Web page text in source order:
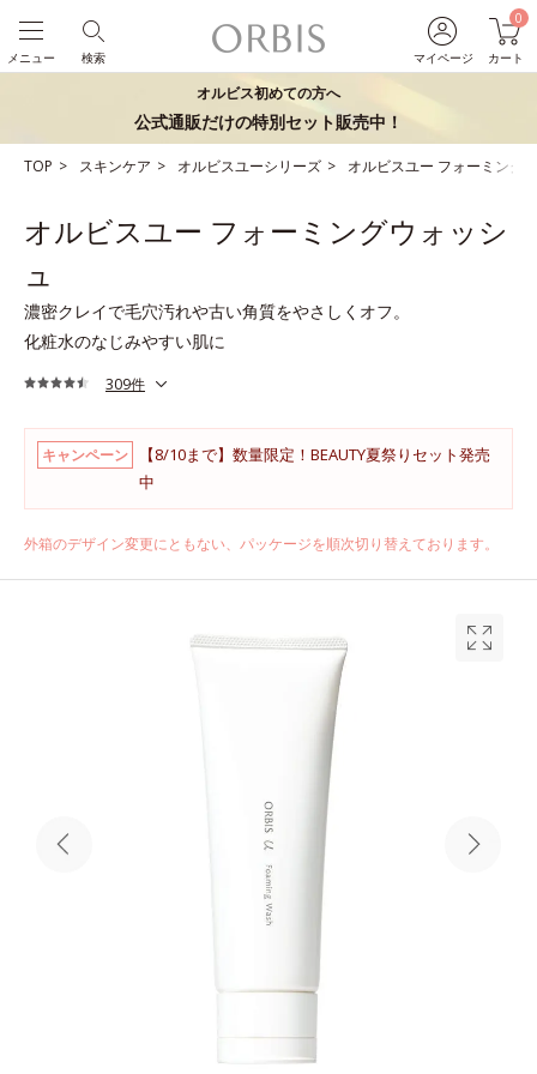
マイページ
0
カート
検索
メニュー
オルビス初めての方へ
公式通販だけの特別セット販売中！
TOP スキンケア オルビスユーシリーズ オルビスユー フォーミング
オルビスユー フォーミングウォッシ
ュ
濃密クレイで毛穴汚れや古い角質をやさしくオフ。
化粧水のなじみやすい肌に
309件
キャンペーン
【8/10まで】数量限定！BEAUTY夏祭りセット発売
中
外箱のデザイン変更にともない、パッケージを順次切り替えております。